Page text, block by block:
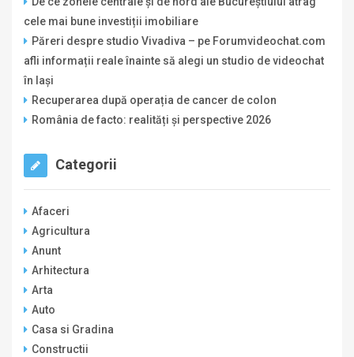
cele mai bune investiții imobiliare
Păreri despre studio Vivadiva – pe Forumvideochat.com
afli informații reale înainte să alegi un studio de videochat
în Iași
Recuperarea după operația de cancer de colon
România de facto: realități și perspective 2026
Categorii
Afaceri
Agricultura
Anunt
Arhitectura
Arta
Auto
Casa si Gradina
Constructii